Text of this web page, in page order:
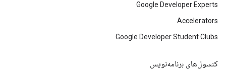
Google Developer Experts
Accelerators
Google Developer Student Clubs
کنسول‌های برنامه‌نویس